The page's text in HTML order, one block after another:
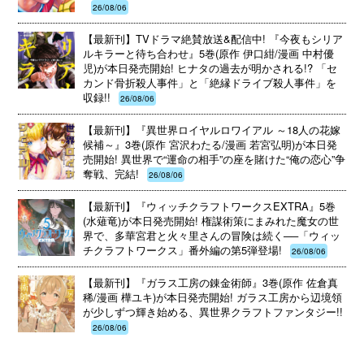
26/08/06
【最新刊】TVドラマ絶賛放送&配信中! 『今夜もシリア
ルキラーと待ち合わせ』5巻(原作 伊口紺/漫画 中村優
児)が本日発売開始! ヒナタの過去が明かされる!? 「セ
カンド骨折殺人事件」と「絶縁ドライブ殺人事件」を
収録!!
26/08/06
【最新刊】『異世界ロイヤルロワイアル ～18人の花嫁
候補～』3巻(原作 宮沢わたる/漫画 若宮弘明)が本日発
売開始! 異世界で“運命の相手”の座を賭けた“俺の恋心”争
奪戦、完結!
26/08/06
【最新刊】『ウィッチクラフトワークスEXTRA』5巻
(水薙竜)が本日発売開始! 権謀術策にまみれた魔女の世
界で、多華宮君と火々里さんの冒険は続く──「ウィッ
チクラフトワークス」番外編の第5弾登場!
26/08/06
【最新刊】『ガラス工房の錬金術師』3巻(原作 佐倉真
稀/漫画 樺ユキ)が本日発売開始! ガラス工房から辺境領
が少しずつ輝き始める、異世界クラフトファンタジー!!
26/08/06